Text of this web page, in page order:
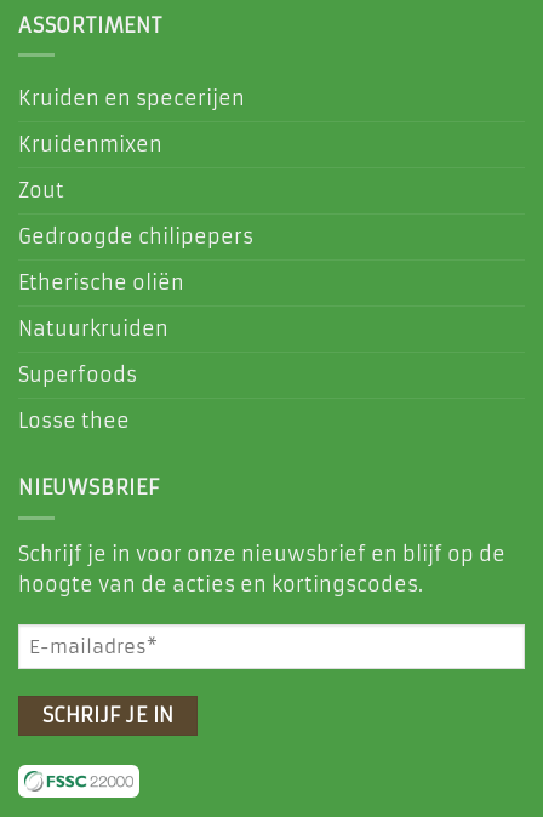
ASSORTIMENT
Kruiden en specerijen
Kruidenmixen
Zout
Gedroogde chilipepers
Etherische oliën
Natuurkruiden
Superfoods
Losse thee
NIEUWSBRIEF
Schrijf je in voor onze nieuwsbrief en blijf op de
hoogte van de acties en kortingscodes.
E-
mailadres
(Vereist)